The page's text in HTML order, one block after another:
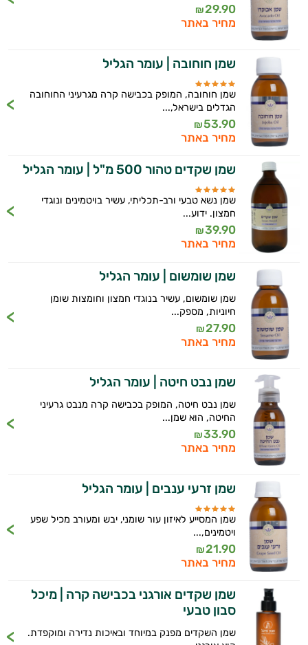
אנטי
אייג'ינג
טיפוח
הגוף
טיפוח
הפנים
מעבר
ליופי
מבפנים
סרומים
שמני
בסיס
שמנים
אתרים
29.90
₪
מחיר באתר
שמן חוחובה | עומר הגליל
שמן חוחובה, המופק בכבישה קרה מגרעיני החוחובה
הגדלים בישראל,...
53.90
₪
מחיר באתר
שמן שקדים טהור 500 מ"ל | עומר הגליל
שמן נשא טבעי ורב-תכליתי, עשיר בויטמינים ונוגדי
חמצון. ידוע...
39.90
₪
מחיר באתר
שמן שומשום | עומר הגליל
שמן שומשום, עשיר בנוגדי חמצון וחומצות שומן
חיוניות, מספק...
27.90
₪
מחיר באתר
שמן נבט חיטה | עומר הגליל
שמן נבט חיטה, המופק בכבישה קרה מנבט גרעיני
החיטה, הוא שמן...
33.90
₪
מחיר באתר
שמן זרעי ענבים | עומר הגליל
שמן המסייע לאיזון עור שומני, יבש ומעורב מכיל שפע
ויטמינים,...
21.90
₪
מחיר באתר
שמן שקדים אורגני בכבישה קרה | מיכל
סבון טבעי
שמן השקדים מפנק במיוחד ובאיכות נדירה ומוקפדת.